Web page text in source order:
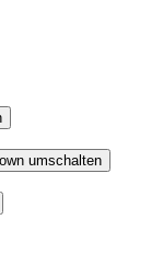
umschalten